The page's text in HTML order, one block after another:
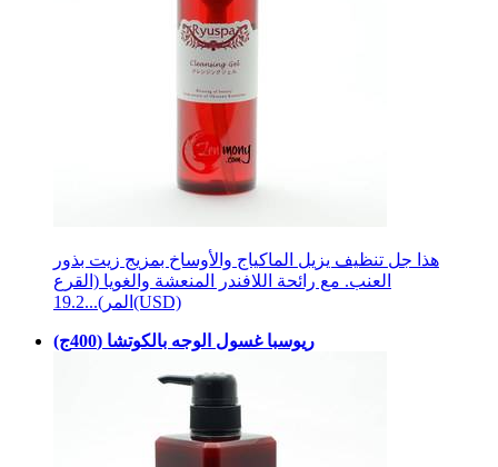
هذا جل تنظيف يزيل الماكياج والأوساخ بمزيج زيت بذور
العنب. مع رائحة اللافندر المنعشة والغويا (القرع
المر)... 19.2(USD)
ريوسبا غسول الوجه بالكوتشا (400ج)